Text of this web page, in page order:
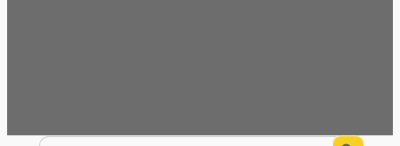
Search
Search Button